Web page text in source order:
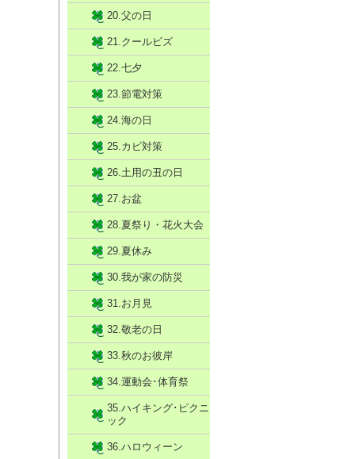
20.父の日
21.クールビズ
22.七夕
23.節電対策
24.海の日
25.カビ対策
26.土用の丑の日
27.お盆
28.夏祭り・花火大会
29.夏休み
30.我が家の防災
31.お月見
32.敬老の日
33.秋のお彼岸
34.運動会･体育祭
35.ハイキング･ピクニ
ック
36.ハロウィーン